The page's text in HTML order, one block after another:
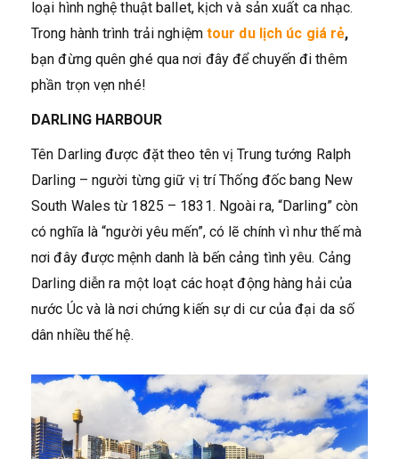
loại hình nghệ thuật ballet, kịch và sản xuất ca nhạc.
Trong hành trình trải nghiệm tour du lịch úc giá rẻ,
bạn đừng quên ghé qua nơi đây để chuyến đi thêm
phần trọn vẹn nhé!
DARLING HARBOUR
Tên Darling được đặt theo tên vị Trung tướng Ralph
Darling – người từng giữ vị trí Thống đốc bang New
South Wales từ 1825 – 1831. Ngoài ra, “Darling” còn
có nghĩa là “người yêu mến”, có lẽ chính vì như thế mà
nơi đây được mệnh danh là bến cảng tình yêu. Cảng
Darling diễn ra một loạt các hoạt động hàng hải của
nước Úc và là nơi chứng kiến sự di cư của đại da số
dân nhiều thế hệ.